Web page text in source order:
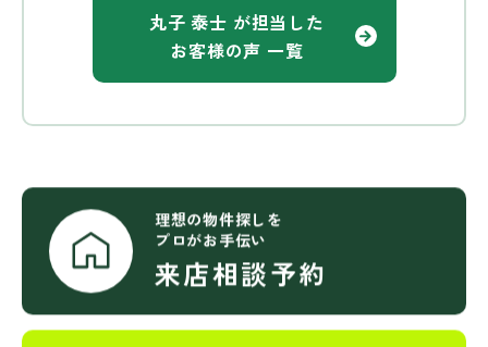
丸子 泰士 が担当した
お客様の声 一覧
理想の物件探しを
プロがお手伝い
来店相談予約